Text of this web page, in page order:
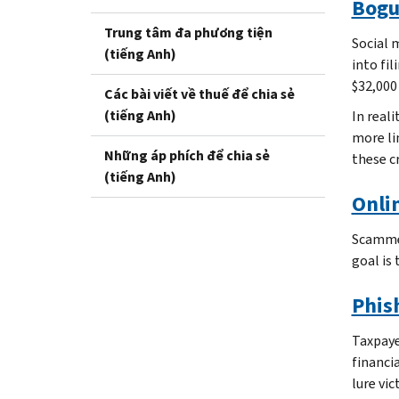
Trung tâm đa phương tiện
(tiếng Anh)
Các bài viết về thuế để chia sẻ
(tiếng Anh)
Những áp phích để chia sẻ
(tiếng Anh)
Social
into
In
more
these
goal is
lure